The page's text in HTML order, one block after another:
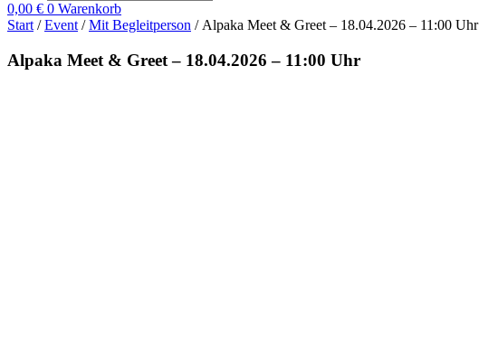
0,00 € 0 Warenkorb
Start/Event/Mit Begleitperson / Alpaka Meet & Greet – 18.04.2026 – 11:00 Uhr
Alpaka Meet & Greet – 18.04.2026 – 11:00 Uhr